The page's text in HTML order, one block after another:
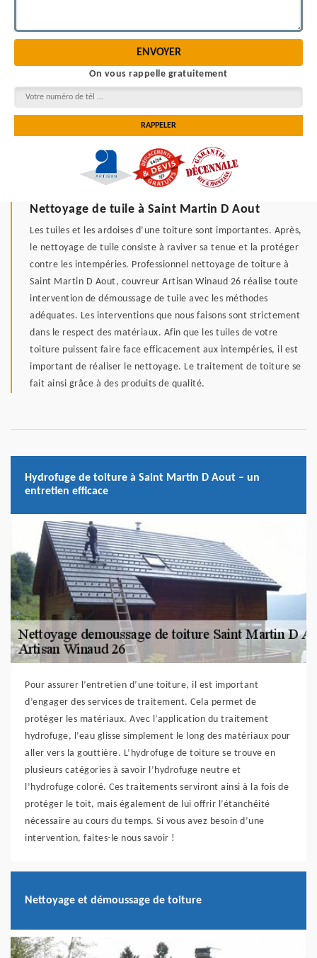
On vous rappelle gratuitement
Nettoyage de tuile à Saint Martin D Aout
Les tuiles et les ardoises d’une toiture sont importantes. Après,
le nettoyage de tuile consiste à raviver sa tenue et la protéger
contre les intempéries. Professionnel nettoyage de toiture à
Saint Martin D Aout, couvreur Artisan Winaud 26 réalise toute
intervention de démoussage de tuile avec les méthodes
adéquates. Les interventions que nous faisons sont strictement
dans le respect des matériaux. Afin que les tuiles de votre
toiture puissent faire face efficacement aux intempéries, il est
important de réaliser le nettoyage. Le traitement de toiture se
fait ainsi grâce à des produits de qualité.
Hydrofuge de toiture à Saint Martin D Aout – un
entretien efficace
Pour assurer l’entretien d’une toiture, il est important
d’engager des services de traitement. Cela permet de
protéger les matériaux. Avec l’application du traitement
hydrofuge, l’eau glisse simplement le long des matériaux pour
aller vers la gouttière. L’hydrofuge de toiture se trouve en
plusieurs catégories à savoir l’hydrofuge neutre et
l’hydrofuge coloré. Ces traitements serviront ainsi à la fois de
protéger le toit, mais également de lui offrir l’étanchéité
nécessaire au cours du temps. Si vous avez besoin d’une
intervention, faites-le nous savoir !
Nettoyage et démoussage de toiture